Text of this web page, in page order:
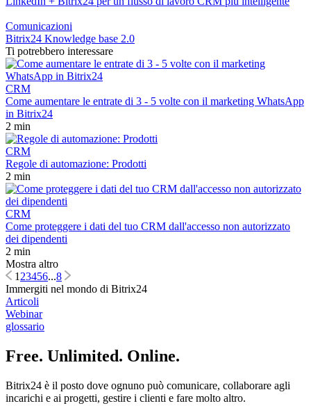
Comunicazioni
Bitrix24 Knowledge base 2.0
Ti potrebbero interessare
CRM
Come aumentare le entrate di 3 - 5 volte con il marketing WhatsApp
in Bitrix24
2 min
CRM
Regole di automazione: Prodotti
2 min
CRM
Come proteggere i dati del tuo CRM dall'accesso non autorizzato
dei dipendenti
2 min
Mostra altro
123456...8
Immergiti nel mondo di Bitrix24
Articoli
Webinar
glossario
Free. Unlimited. Online.
Bitrix24 è il posto dove ognuno può comunicare, collaborare agli
incarichi e ai progetti, gestire i clienti e fare molto altro.